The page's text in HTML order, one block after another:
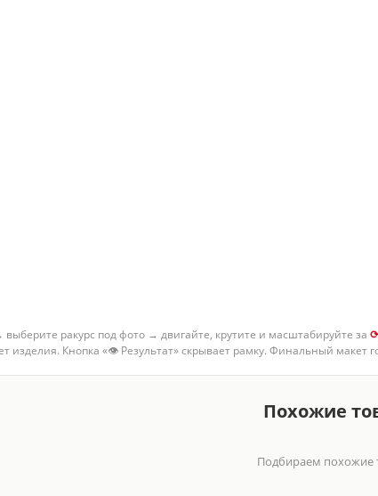
выберите ракурс под фото → двигайте, крутите и масштабируйте за ⟳
изделия. Кнопка «👁 Результат» скрывает рамку. Финальный макет